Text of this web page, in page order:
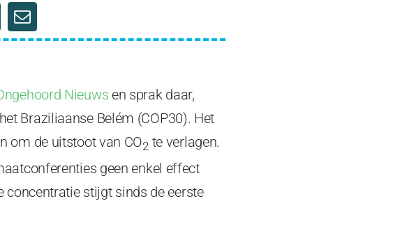
Nieuws en sprak daar,
Braziliaanse Belém (COP30). Het
om de uitstoot van CO2 te verlagen.
geen enkel effect
concentratie stijgt sinds de eerste